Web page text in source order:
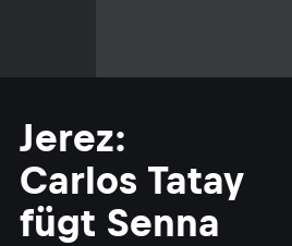
Jerez:
Carlos Tatay
fügt Senna